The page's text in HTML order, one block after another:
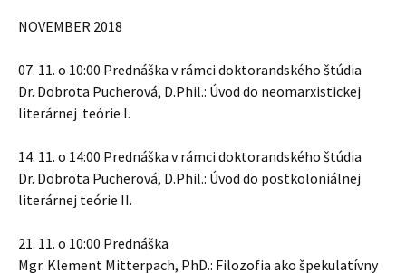
NOVEMBER 2018
07. 11. o 10:00 Prednáška v rámci doktorandského štúdia
Dr. Dobrota Pucherová, D.Phil.: Úvod do neomarxistickej
literárnej teórie I.
14. 11. o 14:00 Prednáška v rámci doktorandského štúdia
Dr. Dobrota Pucherová, D.Phil.: Úvod do postkoloniálnej
literárnej teórie II.
21. 11. o 10:00 Prednáška
Mgr. Klement Mitterpach, PhD.: Filozofia ako špekulatívny